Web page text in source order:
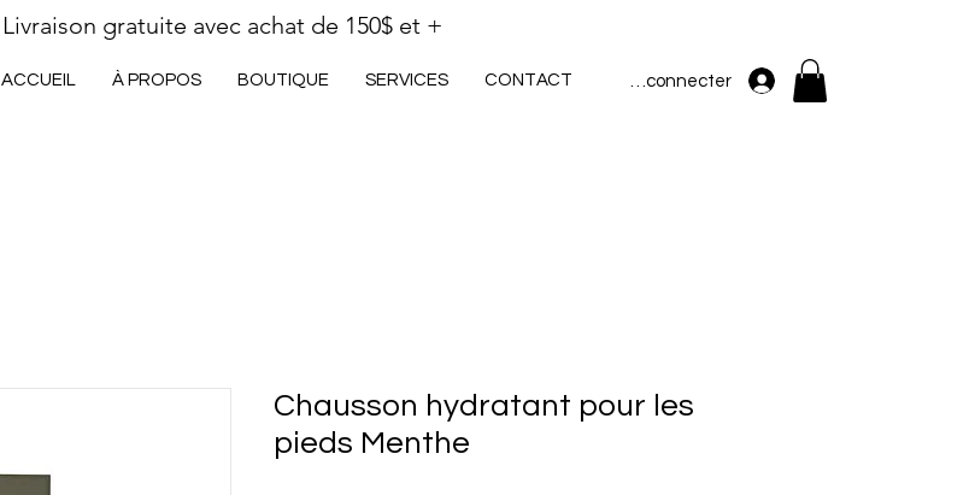
Livraison gratuite avec achat de 150$ et +
ACCUEIL À PROPOS BOUTIQUE SERVICES CONTACT Se connecter
Chausson hydratant pour les
pieds Menthe